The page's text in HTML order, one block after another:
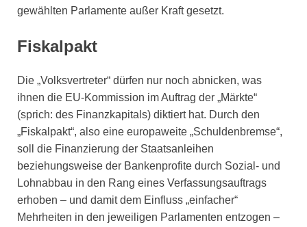
gewählten Parlamente außer Kraft gesetzt.
Fiskalpakt
Die „Volksvertreter“ dürfen nur noch abnicken, was
ihnen die EU-Kommission im Auftrag der „Märkte“
(sprich: des Finanzkapitals) diktiert hat. Durch den
„Fiskalpakt“, also eine europaweite „Schuldenbremse“,
soll die Finanzierung der Staatsanleihen
beziehungsweise der Bankenprofite durch Sozial- und
Lohnabbau in den Rang eines Verfassungsauftrags
erhoben – und damit dem Einfluss „einfacher“
Mehrheiten in den jeweiligen Parlamenten entzogen –